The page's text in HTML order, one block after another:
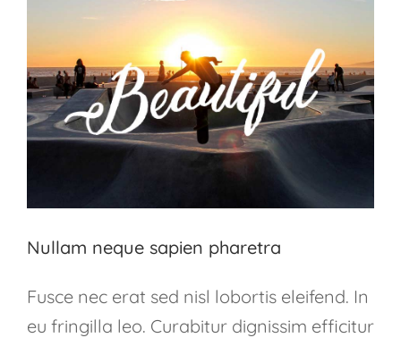
Nullam neque sapien pharetra
Fusce nec erat sed nisl lobortis eleifend. In
eu fringilla leo. Curabitur dignissim efficitur